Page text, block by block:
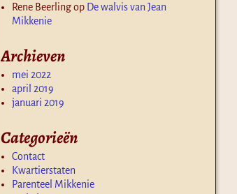
Rene Beerlingop De walvis van Jean
Mikkenie
Archieven
mei 2022
april 2019
januari 2019
Categorieën
Contact
Kwartierstaten
Parenteel Mikkenie